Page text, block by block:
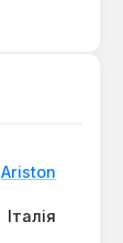
його
води,
Ariston
Італія